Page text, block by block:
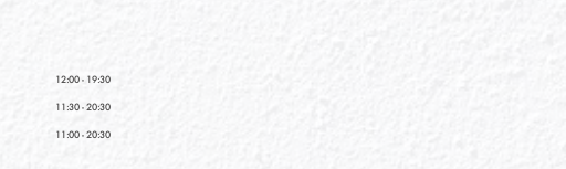
12:00 - 19:30
11:30 - 20:30
11:00 - 20:30